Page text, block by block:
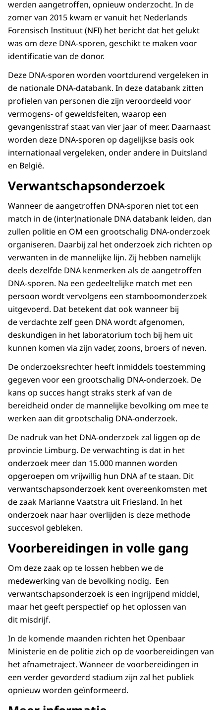
werden aangetroffen, opnieuw onderzocht. In de
zomer van 2015 kwam er vanuit het Nederlands
Forensisch Instituut (NFI) het bericht dat het gelukt
was om deze DNA-sporen, geschikt te maken voor
identificatie van de donor.
Deze DNA-sporen worden voortdurend vergeleken in
de nationale DNA-databank. In deze databank zitten
profielen van personen die zijn veroordeeld voor
vermogens- of geweldsfeiten, waarop een
gevangenisstraf staat van vier jaar of meer. Daarnaast
worden deze DNA-sporen op dagelijkse basis ook
internationaal vergeleken, onder andere in Duitsland
en België.
Verwantschapsonderzoek
Wanneer de aangetroffen DNA-sporen niet tot een
match in de (inter)nationale DNA databank leiden, dan
zullen politie en OM een grootschalig DNA-onderzoek
organiseren. Daarbij zal het onderzoek zich richten op
verwanten in de mannelijke lijn. Zij hebben namelijk
deels dezelfde DNA kenmerken als de aangetroffen
DNA-sporen. Na een gedeeltelijke match met een
persoon wordt vervolgens een stamboomonderzoek
uitgevoerd. Dat betekent dat ook wanneer bij
de verdachte zelf geen DNA wordt afgenomen,
deskundigen in het laboratorium toch bij hem uit
kunnen komen via zijn vader, zoons, broers of neven.
De onderzoeksrechter heeft inmiddels toestemming
gegeven voor een grootschalig DNA-onderzoek. De
kans op succes hangt straks sterk af van de
bereidheid onder de mannelijke bevolking om mee te
werken aan dit grootschalig DNA-onderzoek.
De nadruk van het DNA-onderzoek zal liggen op de
provincie Limburg. De verwachting is dat in het
onderzoek meer dan 15.000 mannen worden
opgeroepen om vrijwillig hun DNA af te staan. Dit
verwantschapsonderzoek kent overeenkomsten met
de zaak Marianne Vaatstra uit Friesland. In het
onderzoek naar haar overlijden is deze methode
succesvol gebleken.
Voorbereidingen in volle gang
Om deze zaak op te lossen hebben we de
medewerking van de bevolking nodig. Een
verwantschapsonderzoek is een ingrijpend middel,
maar het geeft perspectief op het oplossen van
dit misdrijf.
In de komende maanden richten het Openbaar
Ministerie en de politie zich op de voorbereidingen van
het afnametraject. Wanneer de voorbereidingen in
een verder gevorderd stadium zijn zal het publiek
opnieuw worden geïnformeerd.